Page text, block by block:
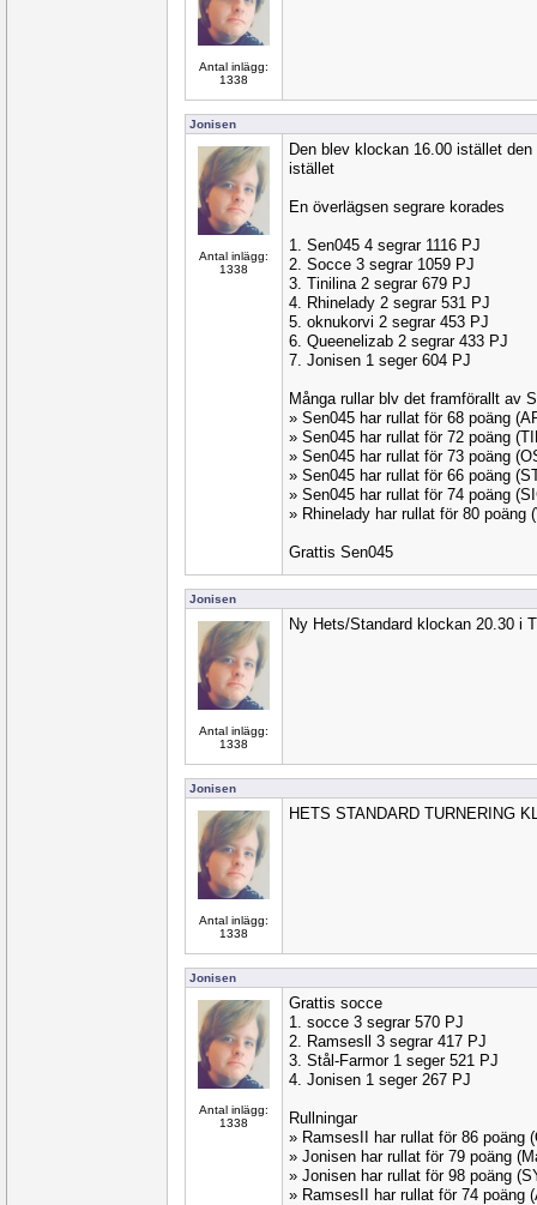
Antal inlägg:
1338
Jonisen
Antal inlägg:
1338
Den blev klockan 16.00 istället
istället
En överlägsen segrare korades
1. Sen045 4 segrar 1116 PJ
2. Socce 3 segrar 1059 PJ
3. Tinilina 2 segrar 679 PJ
4. Rhinelady 2 segrar 531 PJ
5. oknukorvi 2 segrar 453 PJ
6. Queenelizab 2 segrar 433 PJ
7. Jonisen 1 seger 604 PJ
Många rullar blv det framförallt av
» Sen045 har rullat för 68 poäng
» Sen045 har rullat för 72 poäng
» Sen045 har rullat för 73 poäng
» Sen045 har rullat för 66 poäng
» Sen045 har rullat för 74 poäng
» Rhinelady har rullat för 80 poäng
Grattis Sen045
Jonisen
Antal inlägg:
1338
Ny Hets/Standard klockan 20.30 i
Jonisen
Antal inlägg:
1338
HETS STANDARD TURNERING
Jonisen
Antal inlägg:
1338
Grattis socce
1. socce 3 segrar 570 PJ
2. Ramsesll 3 segrar 417 PJ
3. Stål-Farmor 1 seger 521 PJ
4. Jonisen 1 seger 267 PJ
Rullningar
» RamsesII har rullat för 86 poäng
» Jonisen har rullat för 79 poäng
» Jonisen har rullat för 98 poäng
» RamsesII har rullat för 74 poäng